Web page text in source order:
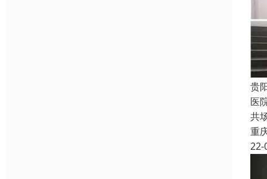
贵
医
共
重
22-